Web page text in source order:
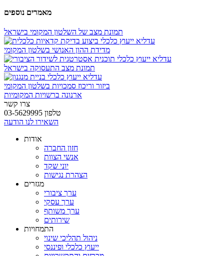
מאמרים נוספים
תמונת מצב של השלטון המקומי בישראל
מדידת ההון האנושי בשלטון המקומי
תמונת מצב התעסוקה בישראל
ביזור וריכוז סמכויות בשלטון המקומי
ארנונה ברשויות המקומיות
צרו קשר
טלפון 03-5629995
השאירו לנו הודעה
אודות
חזון החברה
אנשי הצוות
יוני שקד
הצהרת נגישות
מגזרים
ערך ציבורי
ערך עסקי
ערך משותף
שירותים
התמחויות
ניהול תהליכי שינוי
ייעוץ כלכלי ופיננסי